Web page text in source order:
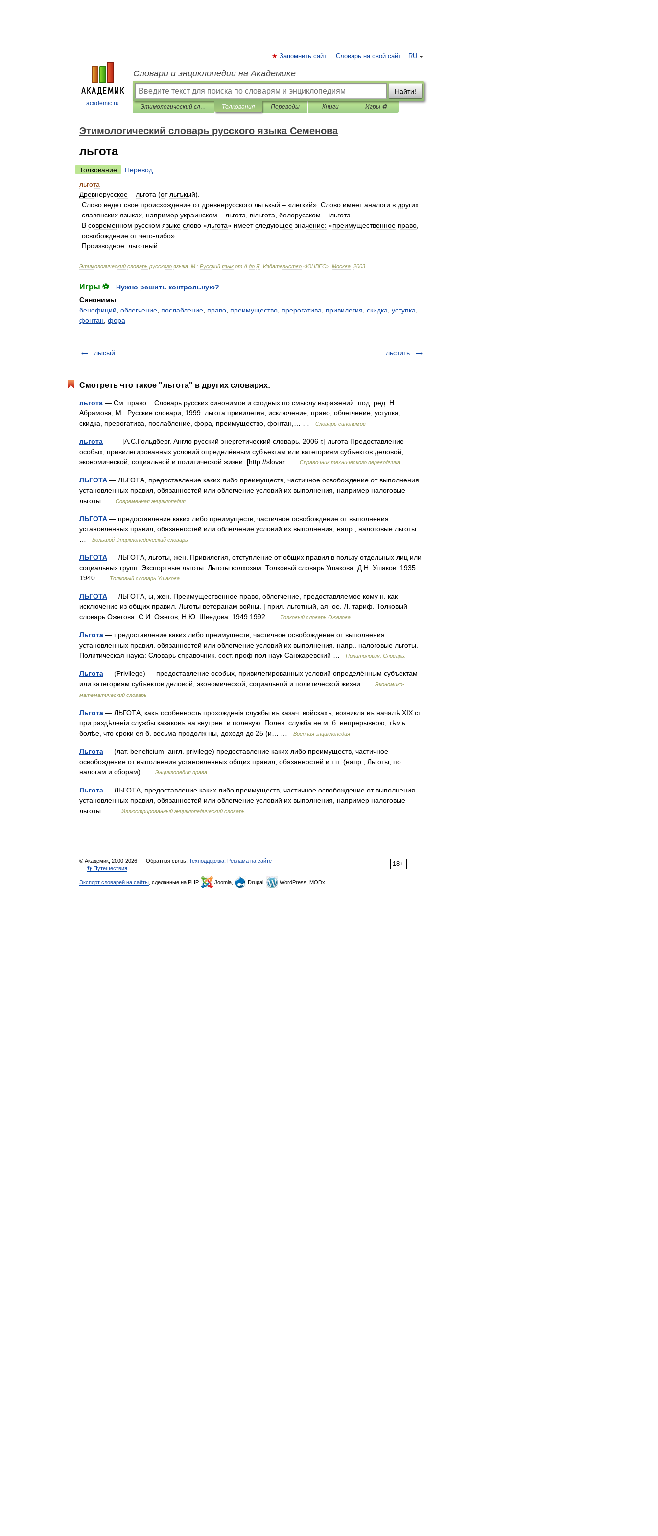
academic.ru
RU
Запомнить сайт Словарь на свой сайт
Словари и энциклопедии на Академике
Найти!
Этимологический словарь русского языка Семенова Толкования Переводы Книги Игры ⚽
Этимологический словарь русского языка Семенова
льгота
Толкование
Перевод
льгота
Древнерусское – льгота (от льгъкый).
Слово ведет свое происхождение от древнерусского льгъкый – «легкий». Слово имеет аналоги в других
славянских языках например украинском – льгота вiльгота белорусском – iльгота
В современном русском языке слово «льгота» имеет следующее значение: «преимущественное право
освобождение от чего-либо».
Производное: льготный
Этимологический словарь русского языка М : Русский язык от А до Я Издательство <ЮНВЕС> Москва 2003
Игры ⚽
Нужно решить контрольную?
Синонимы:
бенефиций облегчение послабление право преимущество прерогатива привилегия скидка уступка
фонтан фора
лысый льстить
Смотреть что такое "льгота" в других словарях:
льгота — См. право... Словарь русских синонимов и сходных по смыслу выражений. под. ред. Н.
Абрамова, М.: Русские словари, 1999. льгота привилегия, исключение, право; облегчение, уступка,
скидка, прерогатива, послабление, фора, преимущество, фонтан,… …
Словарь синонимов
льгота — — [А.С.Гольдберг. Англо русский энергетический словарь. 2006 г.] льгота Предоставление
особых, привилегированных условий определённым субъектам или категориям субъектов деловой,
экономической, социальной и политической жизни. [http://slovar …
Справочник технического переводчика
ЛЬГОТА — ЛЬГОТА, предоставление каких либо преимуществ, частичное освобождение от выполнения
установленных правил, обязанностей или облегчение условий их выполнения, например налоговые
льготы …
Современная энциклопедия
ЛЬГОТА — предоставление каких либо преимуществ, частичное освобождение от выполнения
установленных правил, обязанностей или облегчение условий их выполнения, напр., налоговые льготы
Большой Энциклопедический словарь
ЛЬГОТА — ЛЬГОТА, льготы, жен. Привилегия, отступление от общих правил в пользу отдельных лиц или
социальных групп. Экспортные льготы. Льготы колхозам. Толковый словарь Ушакова. Д.Н. Ушаков. 1935
1940 …
Толковый словарь Ушакова
ЛЬГОТА — ЛЬГОТА, ы, жен. Преимущественное право, облегчение, предоставляемое кому н. как
исключение из общих правил. Льготы ветеранам войны. | прил. льготный, ая, ое. Л. тариф. Толковый
словарь Ожегова. С.И. Ожегов, Н.Ю. Шведова. 1949 1992 …
Толковый словарь Ожегова
Льгота — предоставление каких либо преимуществ, частичное освобождение от выполнения
установленных правил, обязанностей или облегчение условий их выполнения, напр., налоговые льготы.
Политическая наука: Словарь справочник. сост. проф пол наук Санжаревский …
Политология. Словарь.
Льгота — (Privilege) — предоставление особых, привилегированных условий определённым субъектам
или категориям субъектов деловой, экономической, социальной и политической жизни …
Экономико-
математический словарь
Льгота — ЛЬГОТА, какъ особенность прохожденія службы въ казач. войскахъ, возникла въ началѣ XIX ст.,
при раздѣленіи службы казаковъ на внутрен. и полевую. Полев. служба не м. б. непрерывною, тѣмъ
болѣе, что сроки ея б. весьма продолж ны, доходя до 25 (и… …
Военная энциклопедия
Льгота — (лат. beneficium; англ. privilege) предоставление каких либо преимуществ, частичное
освобождение от выполнения установленных общих правил, обязанностей и т.п. (напр., Льготы, по
налогам и сборам) …
Энциклопедия права
Льгота — ЛЬГОТА, предоставление каких либо преимуществ, частичное освобождение от выполнения
установленных правил, обязанностей или облегчение условий их выполнения, например налоговые
льготы. …
Иллюстрированный энциклопедический словарь
18+
© Академик, 2000-2026 Обратная связь: Техподдержка Реклама на сайте
👣 Путешествия
Экспорт словарей на сайты , сделанные на PHP, Joomla, Drupal, WordPress, MODx.